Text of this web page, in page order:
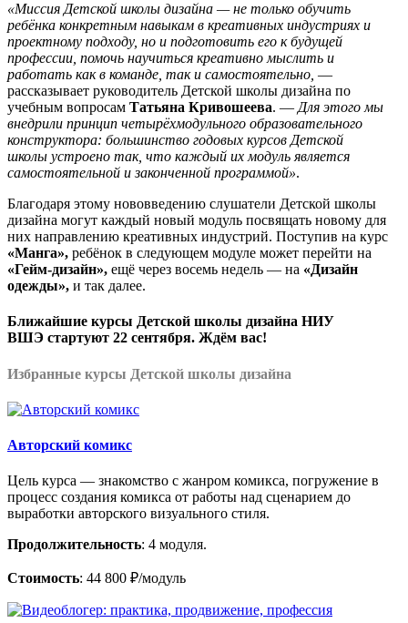
«Миссия Детской школы дизайна — не только обучить
ребёнка конкретным навыкам в креативных индустриях и
проектному подходу, но и подготовить его к будущей
профессии, помочь научиться креативно мыслить и
работать как в команде, так и самостоятельно, —
рассказывает руководитель Детской школы дизайна по
учебным вопросам Татьяна Кривошеева. — Для этого мы
внедрили принцип четырёхмодульного образовательного
конструктора: большинство годовых курсов Детской
школы устроено так, что каждый их модуль является
самостоятельной и законченной программой».
Благодаря этому нововведению слушатели Детской школы
дизайна могут каждый новый модуль посвящать новому для
них направлению креативных индустрий. Поступив на курс
«Манга», ребёнок в следующем модуле может перейти на
«Гейм-дизайн», ещё через восемь недель — на «Дизайн
одежды», и так далее.
Ближайшие курсы Детской школы дизайна НИУ
ВШЭ стартуют 22 сентября. Ждём вас!
Избранные курсы Детской школы дизайна
Авторский комикс
Цель курса — знакомство с жанром комикса, погружение в
процесс создания комикса от работы над сценарием до
выработки авторского визуального стиля.
Продолжительность: 4 модуля.
Стоимость: 44 800 ₽/модуль